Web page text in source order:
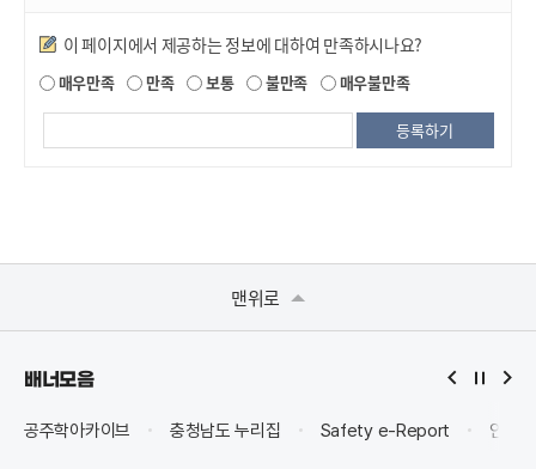
만족도조사
이 페이지에서 제공하는 정보에 대하여 만족하시나요?
매우만족 만족 보통 불만족 매우불만족
맨위로
배너모음
공주학아카이브 충청남도 누리집 Safety e-Report 안전